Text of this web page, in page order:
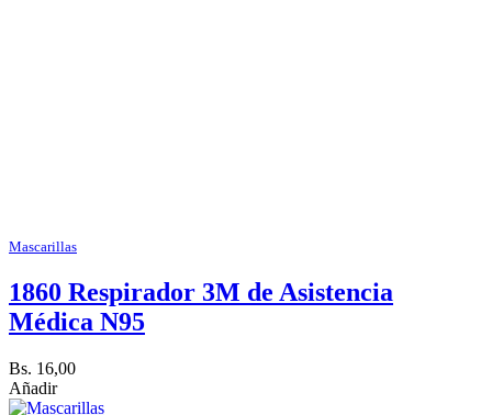
Mascarillas
1860 Respirador 3M de Asistencia
Médica N95
Bs. 16,00
Añadir